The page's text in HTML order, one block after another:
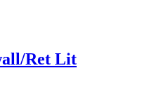
Ret Lit